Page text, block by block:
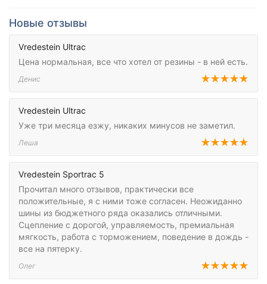
Новые отзывы
Vredestein Ultrac
Цена нормальная, все что хотел от резины - в ней есть.
Денис
Vredestein Ultrac
Уже три месяца езжу, никаких минусов не заметил.
Леша
Vredestein Sportrac 5
Прочитал много отзывов, практически все
положительные, я с ними тоже согласен. Неожиданно
шины из бюджетного ряда оказались отличными.
Сцепление с дорогой, управляемость, премиальная
мягкость, работа с торможением, поведение в дождь -
все на пятерку.
Олег